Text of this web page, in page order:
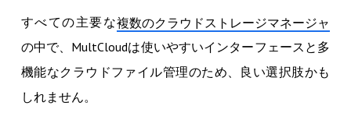
すべての主要な複数のクラウドストレージマネージャ
の中で、MultCloudは使いやすいインターフェースと多
機能なクラウドファイル管理のため、良い選択肢かも
しれません。